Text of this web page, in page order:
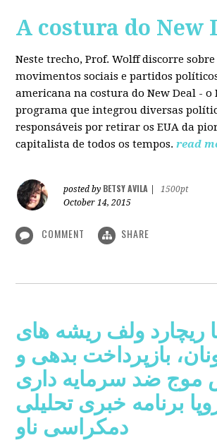
A costura do New
Neste trecho, Prof. Wolff discorre sobre
movimentos sociais e partidos
americana na costura do New Deal - o
programa que integrou diversas
responsáveis por retirar os EUA da
capitalista de todos os tempos. read
posted by BETSY AVILA
1500pt
October 14, 2015
COMMENT SHARE
ریچارد ولف ریشه های
بازپرداخت بدهی و
ضد سرمایه داری
برنامه خبری تحلیلی
دمکراسی ناو